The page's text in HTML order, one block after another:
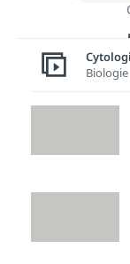
Biologie